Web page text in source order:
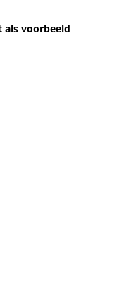
voorbeeld